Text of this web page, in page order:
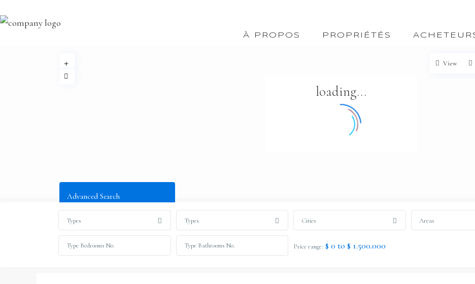
À PROPOS PROPRIÉTÉS
loading...
View
Advanced Search
Types Types Cities Areas
Price range: $ 0 to $ 1.500.000